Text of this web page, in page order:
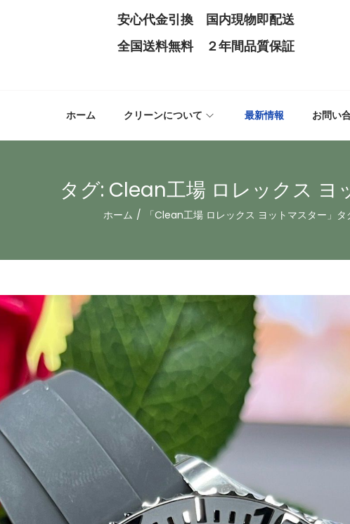
安心代金引換 国内現物即配送
全国送料無料 ２年間品質保証
ホーム クリーンについて 最新情報 お問い
タグ: Clean工場 ロレックス ヨ
ホーム / 「Clean工場 ロレックス ヨットマスター」